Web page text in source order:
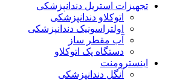
تجهیزات استریل دندانپزشکی
اتوکلاو دندانپزشکی
اولتراسونیک دندانپزشکی
آب مقطر ساز
دستگاه پک اتوکلاو
اینسترومنت
آنگل دندانپزشکی